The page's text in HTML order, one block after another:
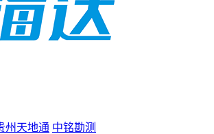
州天地通 中铭勘测